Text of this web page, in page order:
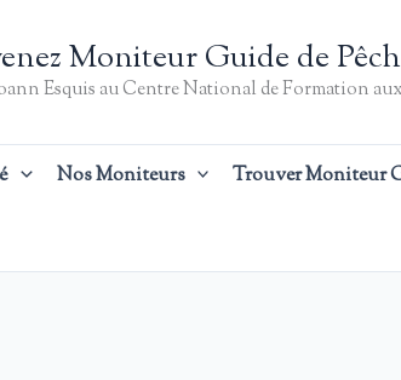
Moniteur Guide de
Esquis au Centre National de Formation
Nos Moniteurs Trouver Moniteur